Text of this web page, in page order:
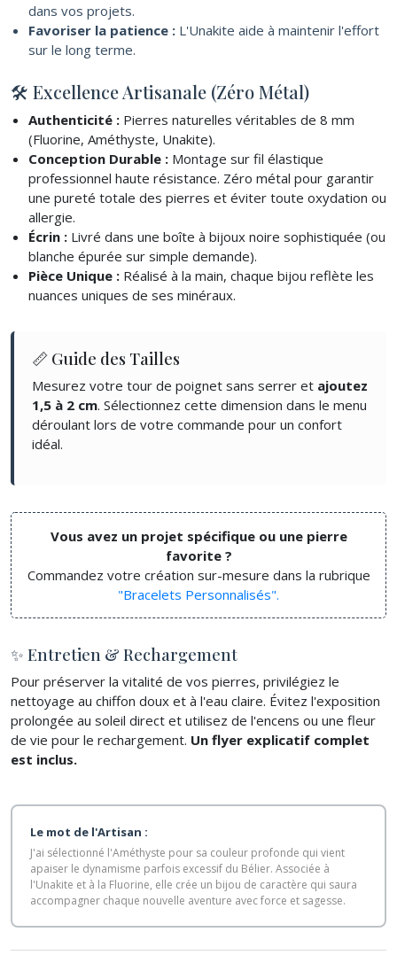
dans vos projets.
Favoriser la patience : L'Unakite aide à maintenir l'effort
sur le long terme.
🛠 Excellence Artisanale (Zéro Métal)
Authenticité : Pierres naturelles véritables de 8 mm
(Fluorine, Améthyste, Unakite).
Conception Durable : Montage sur fil élastique
professionnel haute résistance. Zéro métal pour garantir
une pureté totale des pierres et éviter toute oxydation ou
allergie.
Écrin : Livré dans une boîte à bijoux noire sophistiquée (ou
blanche épurée sur simple demande).
Pièce Unique : Réalisé à la main, chaque bijou reflète les
nuances uniques de ses minéraux.
📏 Guide des Tailles
Mesurez votre tour de poignet sans serrer et ajoutez
1,5 à 2 cm. Sélectionnez cette dimension dans le menu
déroulant lors de votre commande pour un confort
idéal.
Vous avez un projet spécifique ou une pierre
favorite ?
Commandez votre création sur-mesure dans la rubrique
"Bracelets Personnalisés".
✨ Entretien & Rechargement
Pour préserver la vitalité de vos pierres, privilégiez le
nettoyage au chiffon doux et à l'eau claire. Évitez l'exposition
prolongée au soleil direct et utilisez de l'encens ou une fleur
de vie pour le rechargement. Un flyer explicatif complet
est inclus.
Le mot de l'Artisan :
J'ai sélectionné l'Améthyste pour sa couleur profonde qui vient
apaiser le dynamisme parfois excessif du Bélier. Associée à
l'Unakite et à la Fluorine, elle crée un bijou de caractère qui saura
accompagner chaque nouvelle aventure avec force et sagesse.